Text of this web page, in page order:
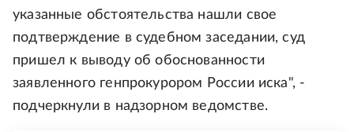
указанные обстоятельства нашли свое
подтверждение в судебном заседании, суд
пришел к выводу об обоснованности
заявленного генпрокурором России иска", -
подчеркнули в надзорном ведомстве.